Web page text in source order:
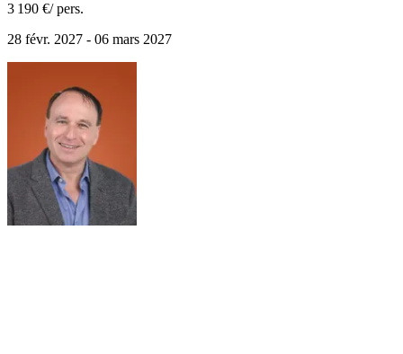
3 190 €/ pers.
28 févr. 2027 - 06 mars 2027